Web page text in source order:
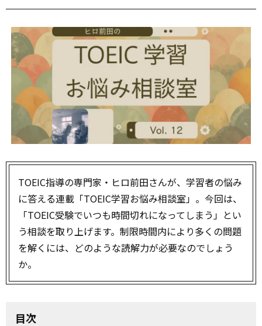
TOEIC指導の専門家・ヒロ前田さんが、学習者の悩み
に答える連載「TOEIC学習お悩み相談室」。今回は、
「TOEIC受験でいつも時間切れになってしまう」とい
う相談を取り上げます。制限時間内により多くの問題
を解くには、どのような読解力が必要なのでしょう
か。
目次